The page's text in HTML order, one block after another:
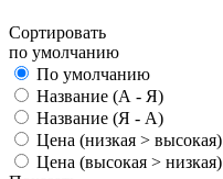
Сортировать
по умолчанию
По умолчанию
Название (А - Я)
Название (Я - А)
Цена (низкая > высокая)
Цена (высокая > низкая)